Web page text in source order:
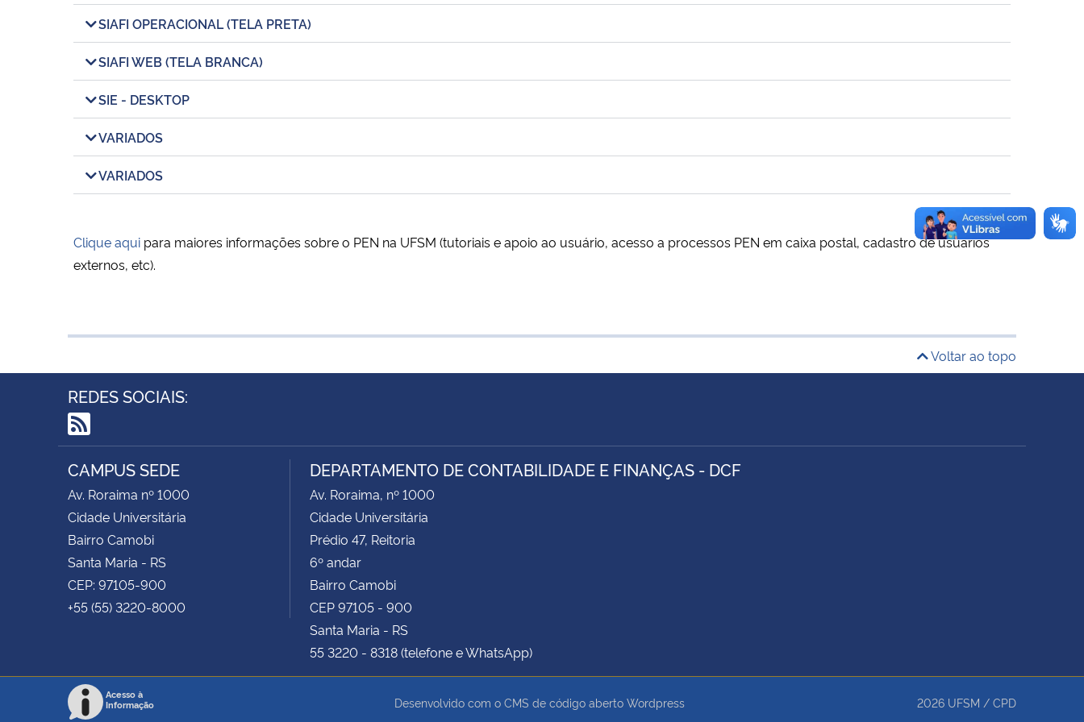
SIAFI OPERACIONAL (TELA PRETA)
SIAFI WEB (TELA BRANCA)
SIE - DESKTOP
VARIADOS
VARIADOS
Clique aqui para maiores informações sobre o PEN na UFSM (tutoriais e apoio ao usuário, acesso a processos PEN em caixa postal, cadastro de usuários
externos, etc).
Voltar ao topo
REDES SOCIAIS:
RSS
CAMPUS SEDE
Av. Roraima nº 1000
Cidade Universitária
Bairro Camobi
Santa Maria - RS
CEP: 97105-900
+55 (55) 3220-8000
DEPARTAMENTO DE CONTABILIDADE E FINANÇAS - DCF
Av. Roraima, nº 1000
Cidade Universitária
Prédio 47, Reitoria
6º andar
Bairro Camobi
CEP 97105 - 900
Santa Maria - RS
55 3220 - 8318 (telefone e WhatsApp)
Acesso à
Informação
Desenvolvido com o CMS de código aberto Wordpress 2026 UFSM / CPD